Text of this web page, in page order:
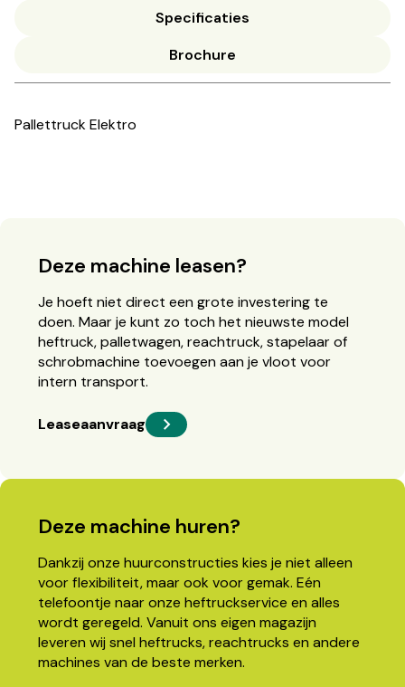
Specificaties
Brochure
Pallettruck Elektro
Deze machine leasen?
Je hoeft niet direct een grote investering te
doen. Maar je kunt zo toch het nieuwste model
heftruck, palletwagen, reachtruck, stapelaar of
schrobmachine toevoegen aan je vloot voor
intern transport.
Leaseaanvraag
Deze machine huren?
Dankzij onze huurconstructies kies je niet alleen
voor flexibiliteit, maar ook voor gemak. Eén
telefoontje naar onze heftruckservice en alles
wordt geregeld. Vanuit ons eigen magazijn
leveren wij snel heftrucks, reachtrucks en andere
machines van de beste merken.